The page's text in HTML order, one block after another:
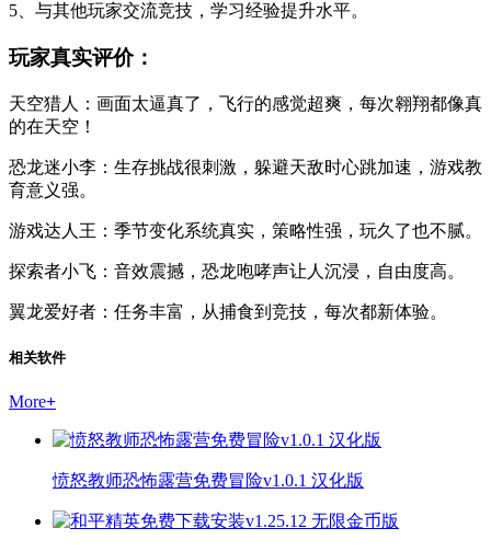
5、与其他玩家交流竞技，学习经验提升水平。
玩家真实评价：
天空猎人：画面太逼真了，飞行的感觉超爽，每次翱翔都像真
的在天空！
恐龙迷小李：生存挑战很刺激，躲避天敌时心跳加速，游戏教
育意义强。
游戏达人王：季节变化系统真实，策略性强，玩久了也不腻。
探索者小飞：音效震撼，恐龙咆哮声让人沉浸，自由度高。
翼龙爱好者：任务丰富，从捕食到竞技，每次都新体验。
相关软件
More+
愤怒教师恐怖露营免费冒险v1.0.1 汉化版